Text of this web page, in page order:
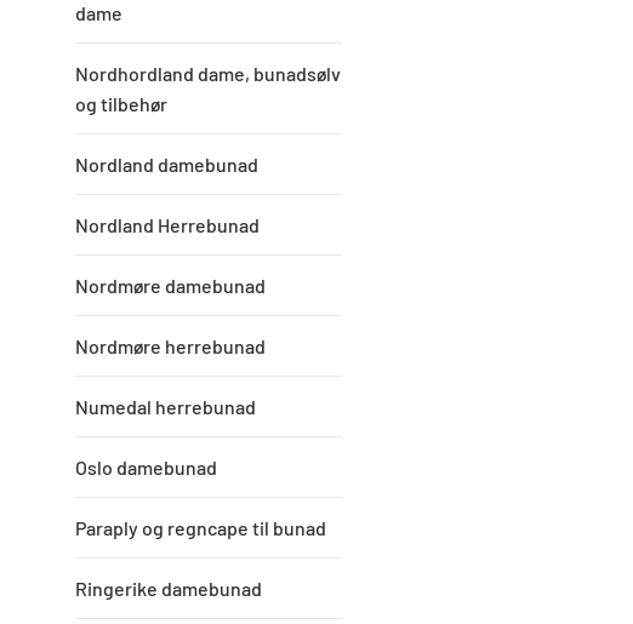
dame
Nordhordland dame, bunadsølv
og tilbehør
Nordland damebunad
Nordland Herrebunad
Nordmøre damebunad
Nordmøre herrebunad
Numedal herrebunad
Oslo damebunad
Paraply og regncape til bunad
Ringerike damebunad